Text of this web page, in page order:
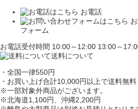
お電話
フォーム
お電話受付時間 10:00～12:00 13:00～
送料について
・全国一律550円
・お買い上げ合計10,000円以上で送料無料
※一部対象外商品がございます。
※北海道1,100円 、沖縄2,200円